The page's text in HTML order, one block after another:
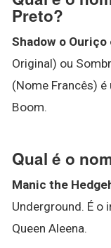
Preto?
Shadow o Ouriço
Original) ou
(Nome Francês)
Boom.
Qual é o
Manic the
Underground. É o
Queen Aleena.